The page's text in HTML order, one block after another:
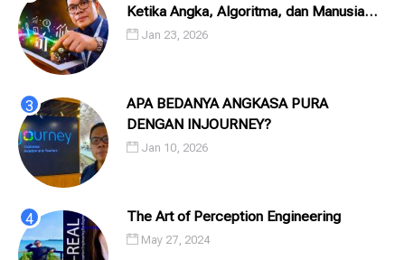
Ketika Angka, Algoritma, dan Manusia
Saling Menatap
Jan 23, 2026
APA BEDANYA ANGKASA PURA
DENGAN INJOURNEY?
Jan 10, 2026
The Art of Perception Engineering
May 27, 2024